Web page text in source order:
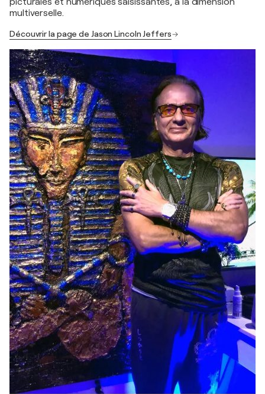
multiverselle.
Découvrir la page de Jason Lincoln Jeffers